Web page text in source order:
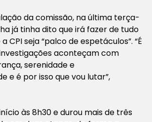
da comissão, na última terça-
já tinha dito que irá fazer de tudo
CPI seja “palco de espetáculos”. “É
aconteçam com
serenidade e
e é por isso que vou lutar”,
às 8h30 e durou mais de três